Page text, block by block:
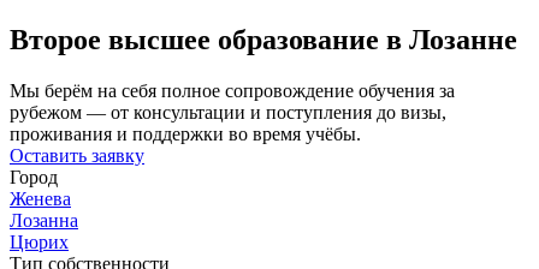
Второе высшее образование в Лозанне
Мы берём на себя полное сопровождение обучения за
рубежом — от консультации и поступления до визы,
проживания и поддержки во время учёбы.
Оставить заявку
Город
Женева
Лозанна
Цюрих
Тип собственности